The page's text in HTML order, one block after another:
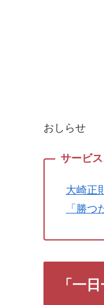
おしらせ
大崎正
「勝
「一